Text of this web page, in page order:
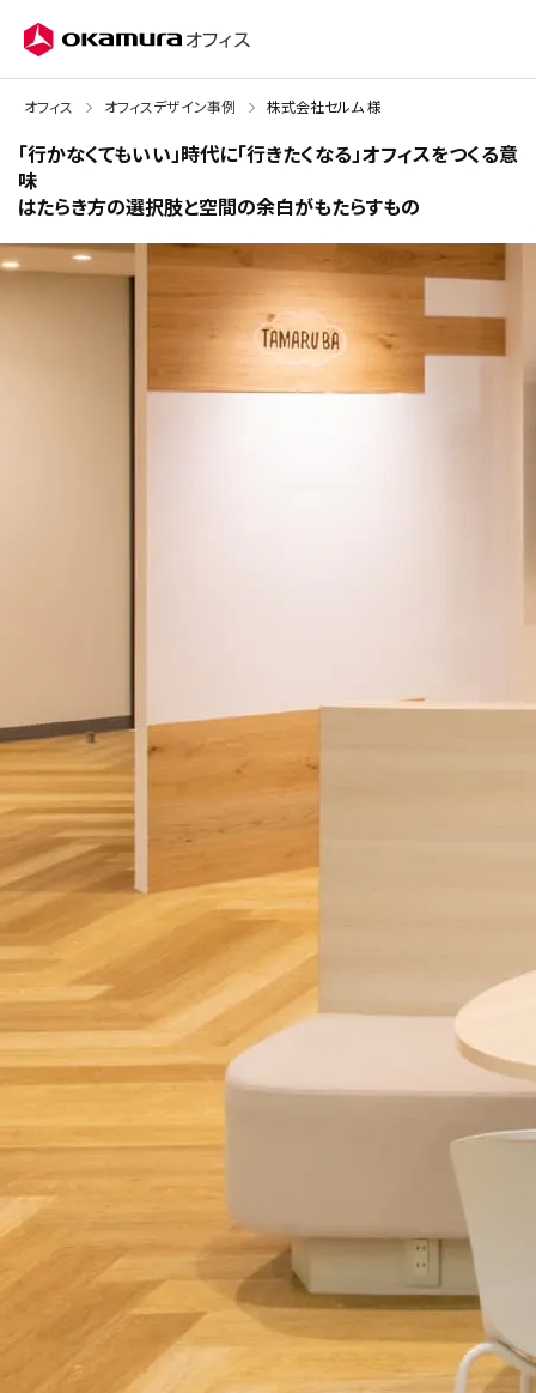
オフィス
オフィス オフィスデザイン事例 株式会社セルム 様
「行かなくてもいい」時代に「行きたくなる」オフィスをつくる意
味
――はたらき方の選択肢と空間の余白がもたらすもの